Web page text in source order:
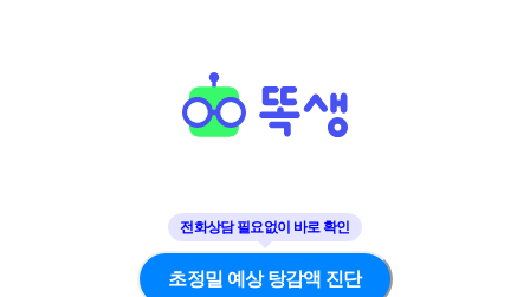
초정밀 예상 탕감액 진단